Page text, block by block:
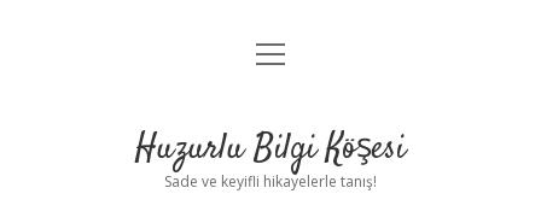
Anasayfa
Yasal Uyarı
menüyü
Huzurlu Bilgi Köşesi
Sade ve keyifli hikayelerle tanış!